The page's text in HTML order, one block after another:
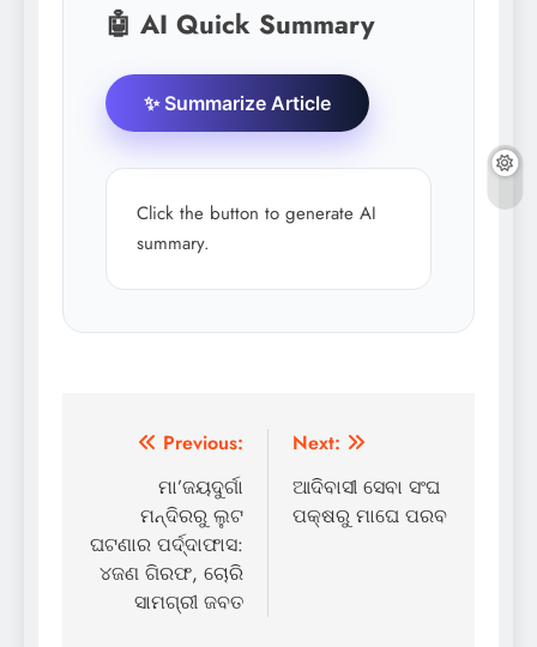
🤖 AI Quick Summary
✨ Summarize Article
Click the button to generate AI
summary.
Post
navigation
Previous:
ମା’ଜୟଦୁର୍ଗା
ମନ୍ଦିରରୁ ଲୁଟ
ଘଟଣାର ପର୍ଦ୍ଦାଫାସ:
୪ଜଣ ଗିରଫ, ଚୋରି
ସାମଗ୍ରୀ ଜବତ
Next:
ଆଦିବାସୀ ସେବା ସଂଘ
ପକ୍ଷରୁ ମାଘେ ପରବ